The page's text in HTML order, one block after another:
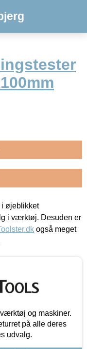
øjeblikket
i værktøj. Desuden er
også meget
og maskiner.
på alle deres
udvalg.